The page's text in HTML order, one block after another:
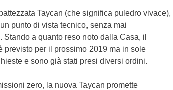
Taycan (che significa puledro vivace),
punto di vista tecnico, senza mai
a quanto reso noto dalla Casa, il
previsto per il prossimo 2019 ma in sole
e sono già stati presi diversi ordini.
zero, la nuova Taycan promette